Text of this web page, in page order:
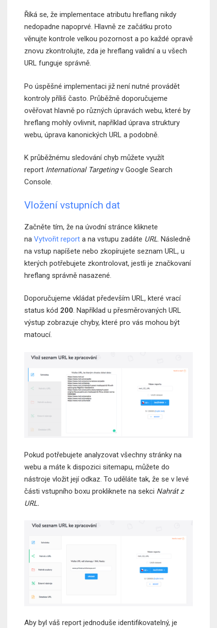
Říká se, že implementace atributu hreflang nikdy
nedopadne napoprvé. Hlavně ze začátku proto
věnujte kontrole velkou pozornost a po každé opravě
znovu zkontrolujte, zda je hreflang validní a u všech
URL funguje správně.
Po úspěšné implementaci již není nutné provádět
kontroly příliš často. Průběžně doporučujeme
ověřovat hlavně po různých úpravách webu, které by
hreflang mohly ovlivnit, například úprava struktury
webu, úprava kanonických URL a podobně.
K průběžnému sledování chyb můžete využít
report International Targetingv Google Search
Console.
Vložení vstupních dat
Začněte tím, že na úvodní stránce kliknete
na Vytvořit report a na vstupu zadáte URL. Následně
na vstup napíšete nebo zkopírujete seznam URL, u
kterých potřebujete zkontrolovat, jestli je značkovaní
hreflang správně nasazené.
Doporučujeme vkládat především URL, které vrací
status kód 200. Například u přesměrovaných URL
výstup zobrazuje chyby, které pro vás mohou být
matoucí.
Pokud potřebujete analyzovat všechny stránky na
webu a máte k dispozici sitemapu, můžete do
nástroje vložit její odkaz. To uděláte tak, že se v levé
části vstupního boxu prokliknete na sekci Nahrát z
URL.
Aby byl váš report jednoduše identifikovatelný, je